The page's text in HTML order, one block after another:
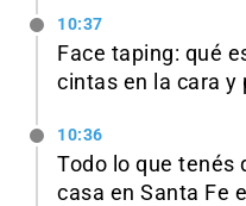
10:37
Face taping: qué
cintas en la cara y
10:36
Todo lo que tenés
casa en Santa Fe